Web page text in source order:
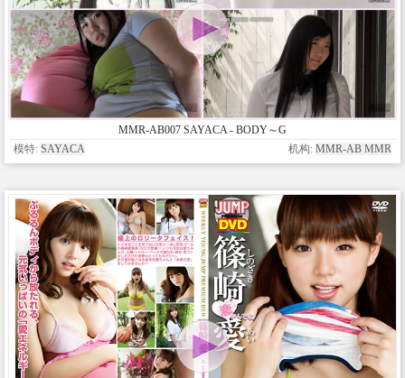
MMR-AB007 SAYACA - BODY～G
模特: SAYACA 机构: MMR-AB MMR